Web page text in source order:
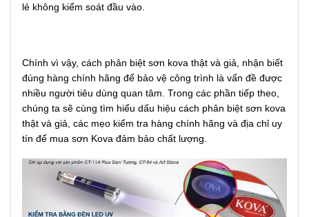
lẻ không kiểm soát đầu vào.
Chính vì vậy, cách phân biệt sơn kova thật và giả, nhận biết
đúng hàng chính hãng để bảo vệ công trình là vấn đề được
nhiều người tiêu dùng quan tâm. Trong các phần tiếp theo,
chúng ta sẽ cùng tìm hiểu dấu hiệu cách phân biệt sơn kova
thật và giả, các mẹo kiểm tra hàng chính hãng và địa chỉ uy
tín để mua sơn Kova đảm bảo chất lượng.